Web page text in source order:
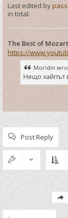
Last edited by
in total.
The Best of Mozart
https://
Moridin
Нещо хайпът
Post Reply